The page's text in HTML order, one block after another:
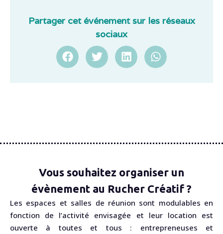
Partager cet événement sur les réseaux
sociaux
Vous souhaitez organiser un
évènement au Rucher Créatif ?
Les espaces et salles de réunion sont modulables en
fonction de l’activité envisagée et leur location est
ouverte à toutes et tous : entrepreneuses et